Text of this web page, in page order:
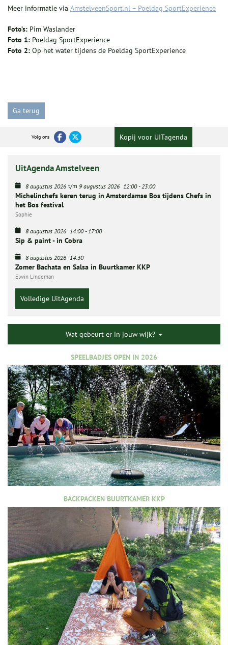
Meer informatie via AmstelveenSport.nl – Poeldag SportExperience
Foto’s: Pim Waslander
Foto 1: Poeldag SportExperience
Foto 2: Op het water tijdens de Poeldag SportExperience
Ga terug
Volg ons Kopij voor UITagenda
UitAgenda Amstelveen
8 augustus 2026 t/m 9 augustus 2026 12:00- 23:00
Michelinchefs keren terug in Amsterdamse Bos tijdens Chefs in
het Bos festival
Sophie
8 augustus 2026 14:00- 17:00
Sip & paint - in Cobra
8 augustus 2026 14:30
Zomer Bachata en Salsa in Buurtkamer KKP
Elwin Lindeman
Volledige UitAgenda
Wat gebeurt er in jouw wijk?
SPEELBADJES OPEN IN 2026
BACKPACKEN BUURTKAMER KKP